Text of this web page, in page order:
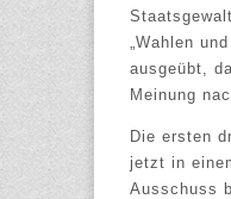
„Wahlen
ausgeübt,
Meinung
Die ersten
jetzt in
Ausschuss